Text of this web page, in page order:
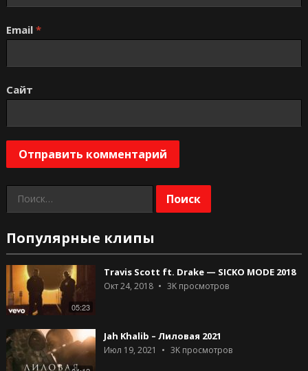
Email *
Сайт
Найти:
Популярные клипы
05:23
Travis Scott ft. Drake — SICKO MODE 2018
Окт 24, 2018 3Kпросмотров
Jah Khalib – Лиловая 2021
Июл 19, 2021 3Kпросмотров